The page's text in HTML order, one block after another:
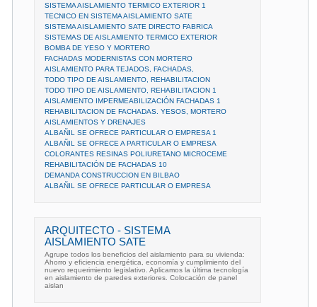
SISTEMA AISLAMIENTO TERMICO EXTERIOR 1
TECNICO EN SISTEMA AISLAMIENTO SATE
SISTEMA AISLAMIENTO SATE DIRECTO FABRICA
SISTEMAS DE AISLAMIENTO TERMICO EXTERIOR
BOMBA DE YESO Y MORTERO
FACHADAS MODERNISTAS CON MORTERO
AISLAMIENTO PARA TEJADOS, FACHADAS,
TODO TIPO DE AISLAMIENTO, REHABILITACION
TODO TIPO DE AISLAMIENTO, REHABILITACION 1
AISLAMIENTO IMPERMEABILIZACIÓN FACHADAS 1
REHABILITACION DE FACHADAS. YESOS, MORTERO
AISLAMIENTOS Y DRENAJES
ALBAÑIL SE OFRECE PARTICULAR O EMPRESA 1
ALBAÑIL SE OFRECE A PARTICULAR O EMPRESA
COLORANTES RESINAS POLIURETANO MICROCEME
REHABILITACIÓN DE FACHADAS 10
DEMANDA CONSTRUCCION EN BILBAO
ALBAÑIL SE OFRECE PARTICULAR O EMPRESA
ARQUITECTO - SISTEMA
AISLAMIENTO SATE
Agrupe todos los beneficios del aislamiento para su vivienda:
Ahorro y eficiencia energética, economía y cumplimiento del
nuevo requerimiento legislativo. Aplicamos la última tecnología
en aislamiento de paredes exteriores. Colocación de panel
aislan